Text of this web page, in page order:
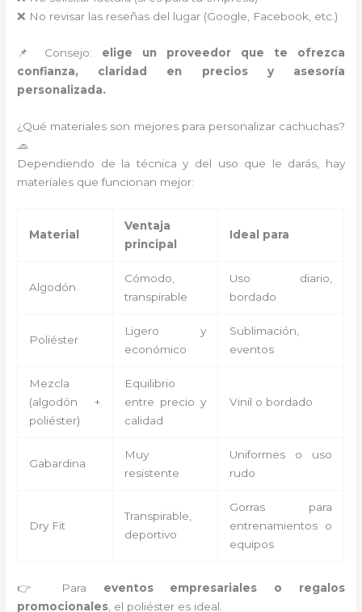
❌ No revisar las reseñas del lugar (Google, Facebook, etc.)
📌 Consejo: elige un proveedor que te ofrezca
confianza, claridad en precios y asesoría
personalizada.
¿Qué materiales son mejores para personalizar cachuchas?
🧢
Dependiendo de la técnica y del uso que le darás, hay
materiales que funcionan mejor:
Material
Ventaja
principal
Ideal para
Algodón
Cómodo,
transpirable
Uso diario,
bordado
Poliéster
Ligero y
económico
Sublimación,
eventos
Mezcla
(algodón +
poliéster)
Equilibrio
entre precio y
calidad
Vinil o bordado
Gabardina
Muy
resistente
Uniformes o uso
rudo
Dry Fit
Transpirable,
deportivo
Gorras para
entrenamientos o
equipos
👉 Para eventos empresariales o regalos
promocionales , el poliéster es ideal.